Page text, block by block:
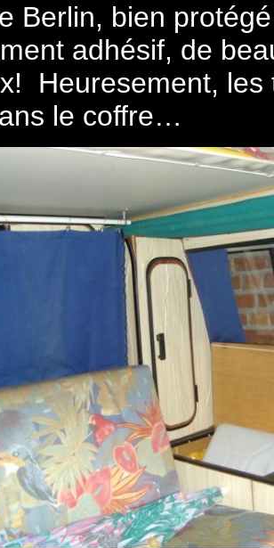
Berlin, bien
adhésif, de
Heuresement, les
le coffre…